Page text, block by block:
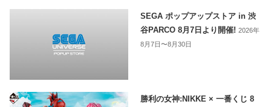
SEGA ポップアップストア in 渋
谷PARCO 8月7日より開催!2026年
8月7日〜8月30日
勝利の女神:NIKKE × 一番くじ 8